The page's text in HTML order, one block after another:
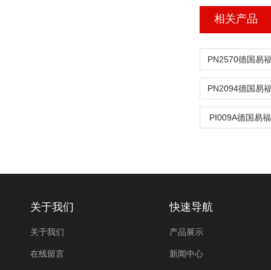
相关产品
PN2570德国易
PN2094德国易
PI009A德国易
关于我们
关于我们
在线留言
快速导航
产品展示
新闻中心